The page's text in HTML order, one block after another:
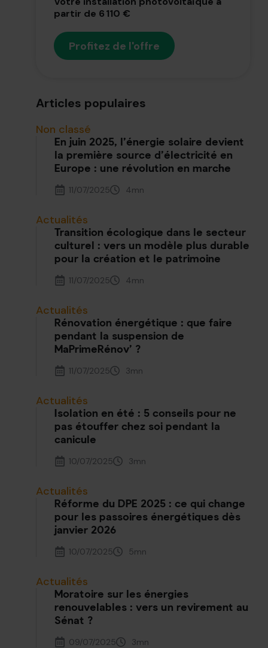
partir de 6 110 €
Profitez de l'offre
Articles populaires
Non classé
En juin 2025, l’énergie solaire devient
la première source d’électricité en
Europe : une révolution en marche
11/07/2025
4mn
Actualités
Transition écologique dans le secteur
culturel : vers un modèle plus durable
pour la création et le patrimoine
11/07/2025
4mn
Actualités
Rénovation énergétique : que faire
pendant la suspension de
MaPrimeRénov’ ?
11/07/2025
3mn
Actualités
Isolation en été : 5 conseils pour ne
pas étouffer chez soi pendant la
canicule
10/07/2025
3mn
Actualités
Réforme du DPE 2025 : ce qui change
pour les passoires énergétiques dès
janvier 2026
10/07/2025
5mn
Actualités
Moratoire sur les énergies
renouvelables : vers un revirement au
Sénat ?
09/07/2025
3mn